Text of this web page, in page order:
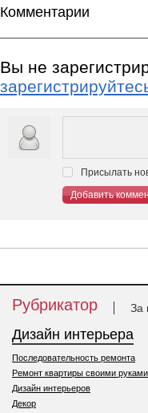
Комментарии
Вы не
Присылать
Добавить
Рубрикатор За
Дизайн интерьера
Последовательность ремонта
Ремонт квартиры своими руками
Дизайн интерьеров
Декор